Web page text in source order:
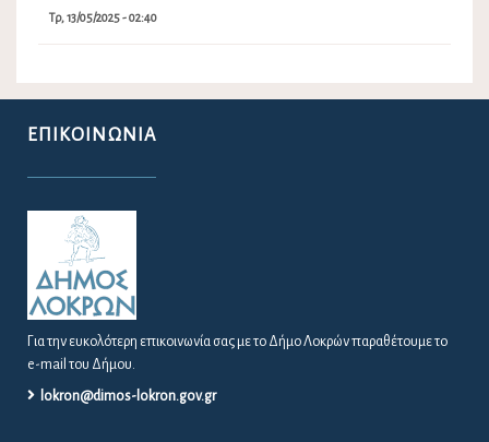
Τρ, 13/05/2025 - 02:40
ΕΠΙΚΟΙΝΩΝΊΑ
Για την ευκολότερη επικοινωνία σας με το Δήμο Λοκρών παραθέτουμε το
e-mail του Δήμου.
lokron@dimos-lokron.gov.gr